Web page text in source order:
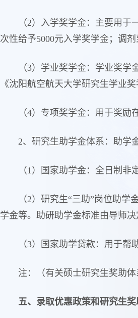
（2）入学奖学金：主要用
次性给予5000元入学奖学金；调
（3）学业奖学金：学业奖
《沈阳航空航天大学研究生学业
（4）专项奖学金：用于奖励
2、研究生助学金体系：助学
（1）国家助学金：全日制非
（2）研究生“三助”岗位助
学金等。助研助学金标准由导师
（3）国家助学贷款：用于
注：（有关硕士研究生奖助
五、 录取优惠政策和研究生